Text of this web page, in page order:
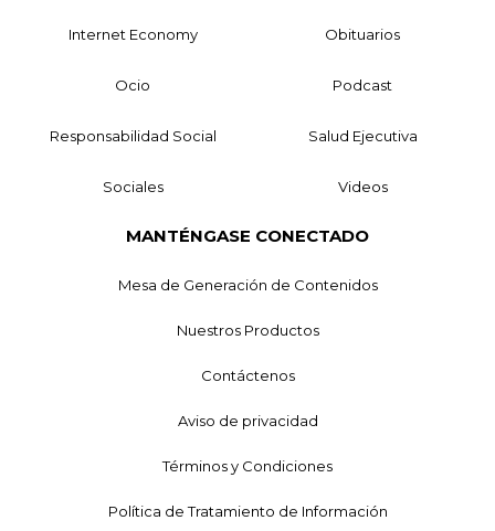
Internet Economy Obituarios
Ocio Podcast
Responsabilidad Social Salud Ejecutiva
Sociales Videos
MANTÉNGASE CONECTADO
Mesa de Generación de Contenidos
Nuestros Productos
Contáctenos
Aviso de privacidad
Términos y Condiciones
Política de Tratamiento de Información